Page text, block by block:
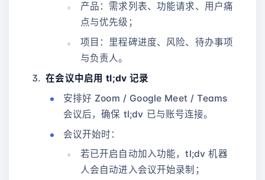
产品：需求列表、功能请求、用户痛
点与优先级；
项目：里程碑进度、风险、待办事项
与负责人。
在会议中启用 tl;dv 记录
安排好 Zoom / Google Meet / Teams
会议后，确保 tl;dv 已与账号连接。
会议开始时：
若已开启自动加入功能，tl;dv 机器
人会自动进入会议开始录制；